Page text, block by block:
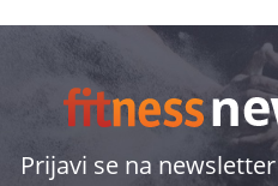
Prijavi se na